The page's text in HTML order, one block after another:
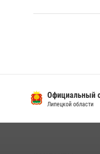
Официальный
Липецкой области